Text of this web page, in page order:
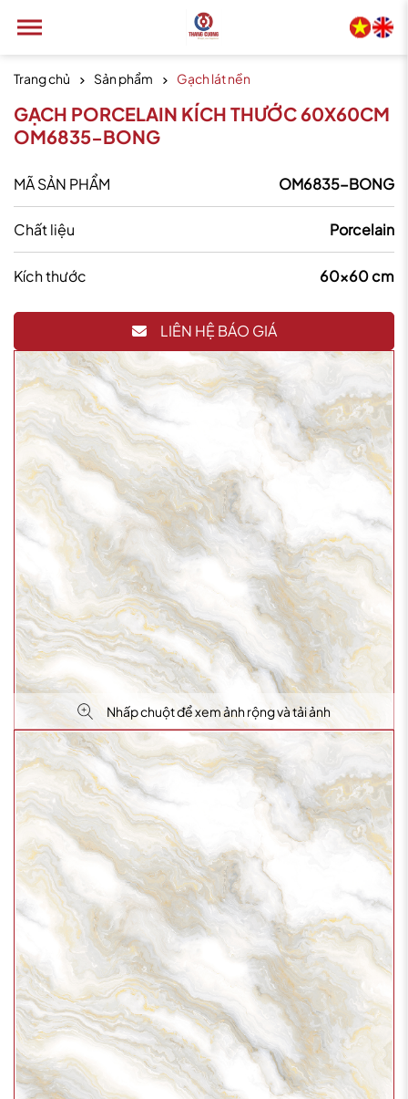
Trang chủ Sản phẩm Gạch lát nền
Nhấp chuột để xem ảnh rộng và tải ảnh
GẠCH PORCELAIN KÍCH THƯỚC 60X60CM
OM6835-BONG
MÃ SẢN PHẨM OM6835-BONG
Chất liệu Porcelain
Kích thước 60x60 cm
LIÊN HỆ BÁO GIÁ